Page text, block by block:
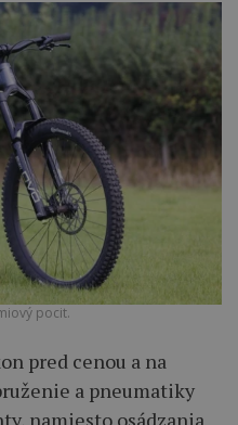
pocit.
pred cenou a na
a pneumatiky
namiesto osádzania